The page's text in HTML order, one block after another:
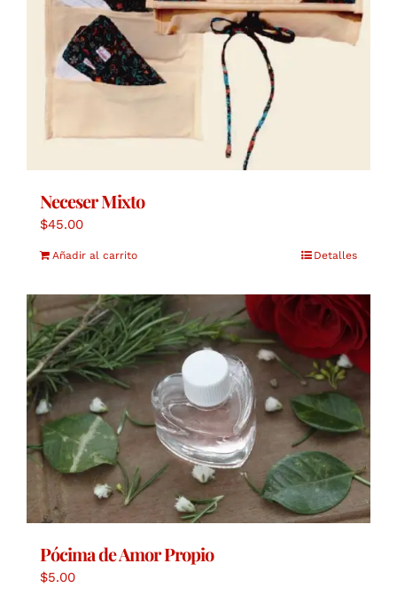
Neceser Mixto
$45.00
Añadir al carrito Detalles
Pócima de Amor Propio
$5.00